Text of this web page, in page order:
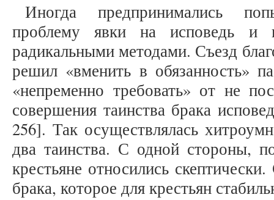
Иногда предпринимались
проблему явки на исповедь и
радикальными методами. Съезд
решил «вменить в обязанность»
«непременно требовать» от не
совершения таинства брака
256]. Так осуществлялась
два таинства. С одной стороны,
крестьяне относились
брака, которое для крестьян